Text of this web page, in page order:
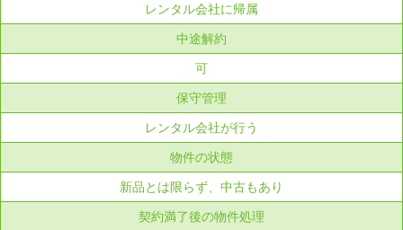
レンタル会社に帰属
中途解約
可
保守管理
レンタル会社が行う
物件の状態
新品とは限らず、中古もあり
契約満了後の物件処理